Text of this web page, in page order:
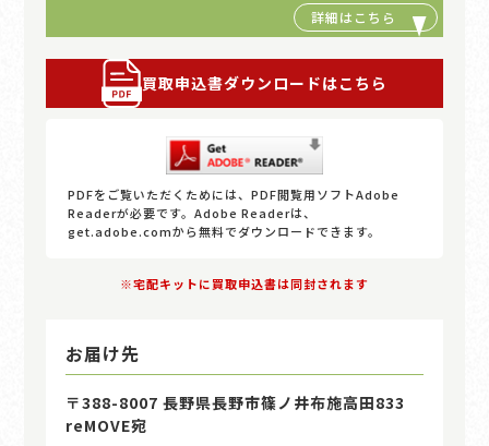
買取申込書ダウンロードはこちら
PDFをご覧いただくためには、PDF閲覧用ソフトAdobe
Readerが必要です。Adobe Readerは、
get.adobe.comから無料でダウンロードできます。
※宅配キットに買取申込書は同封されます
お届け先
〒388-8007 長野県長野市篠ノ井布施高田833
reMOVE宛